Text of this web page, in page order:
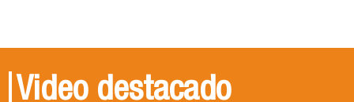
Video destacado